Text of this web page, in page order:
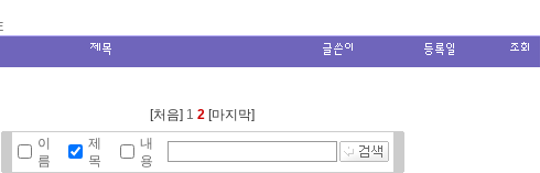
[처음] 1 2 [마지막]
이
름
제
목
내
용